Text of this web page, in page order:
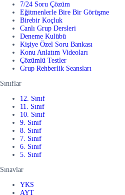
7/24 Soru Çözüm
Eğitmenlerle Bire Bir Görüşme
Birebir Koçluk
Canlı Grup Dersleri
Deneme Kulübü
Kişiye Özel Soru Bankası
Konu Anlatım Videoları
Çözümlü Testler
Grup Rehberlik Seansları
Sınıflar
12. Sınıf
11. Sınıf
10. Sınıf
9. Sınıf
8. Sınıf
7. Sınıf
6. Sınıf
5. Sınıf
Sınavlar
YKS
AYT